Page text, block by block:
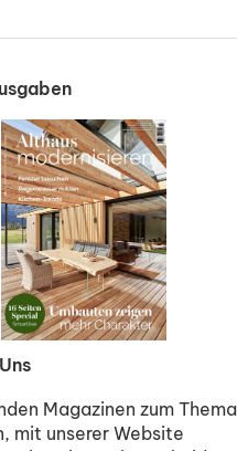
Magazinen zum Thema
mit unserer Website